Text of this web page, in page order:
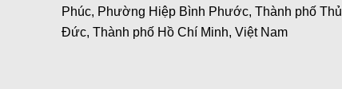
Phúc, Phường Hiệp Bình Phước, Thành phố Thủ
Đức, Thành phố Hồ Chí Minh, Việt Nam